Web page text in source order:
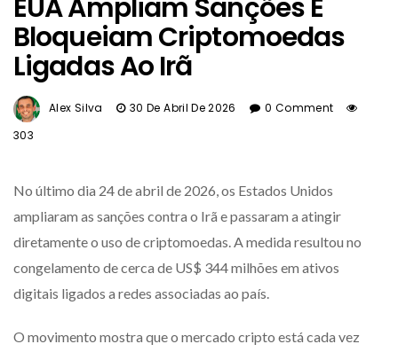
EUA Ampliam Sanções E
Bloqueiam Criptomoedas
Ligadas Ao Irã
Alex Silva 30 De Abril De 2026
0 Comment
303
No último dia 24 de abril de 2026, os Estados Unidos
ampliaram as sanções contra o Irã e passaram a atingir
diretamente o uso de criptomoedas. A medida resultou no
congelamento de cerca de US$ 344 milhões em ativos
digitais ligados a redes associadas ao país.
O movimento mostra que o mercado cripto está cada vez